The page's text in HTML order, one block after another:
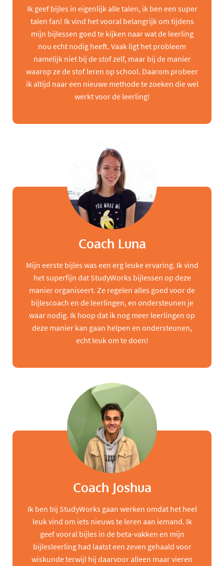
Ik geef bijles in eigenlijk alle talen, ik ben een super
talen fan! Ik vind het vooral belangrijk om tijdens
mijn bijlessen goed te kijken naar wat de leerling
nou echt nodig heeft. Vaak ligt het probleem
namelijk niet bij de stof zelf, maar bij de manier
waarop ze de stof leren op school. Daarom probeer
ik altijd naar een nieuwe methode te zoeken die wel
werkt voor de leerling!
Coach Luna
Mijn eerste bijles was een erg leuke ervaring. Ik vind
het superfijn dat StudyWorks bijlessen op deze
manier organiseert. Ze regelen alles goed voor de
bijlescoach en de leerlingen, en ondersteunen je
waar nodig. Ik hoop dat ik nog meer leerlingen op
deze manier kan gaan helpen en ondersteunen,
echt leuk om te doen!
Coach Joshua
Ik ben bij StudyWorks gaan werken omdat het heel
leuk vind om iets nieuws te leren aan iemand. Ik
geef vooral bijles in de beta-vakken en mijn
bijlesleerling had laatst een zeven gehaald voor
wiskunde terwijl hij daarvoor alleen maar vieren